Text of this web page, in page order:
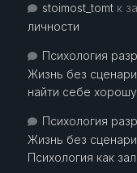
stoimost_tomtк
личности
Психология
Жизнь без
найти себе
Психология
Жизнь без
Психология как